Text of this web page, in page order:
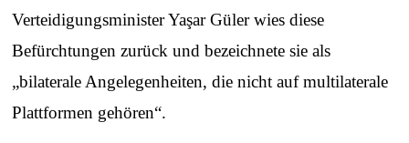
Verteidigungsminister Yaşar Güler wies diese
Befürchtungen zurück und bezeichnete sie als
„bilaterale Angelegenheiten, die nicht auf multilaterale
Plattformen gehören“.